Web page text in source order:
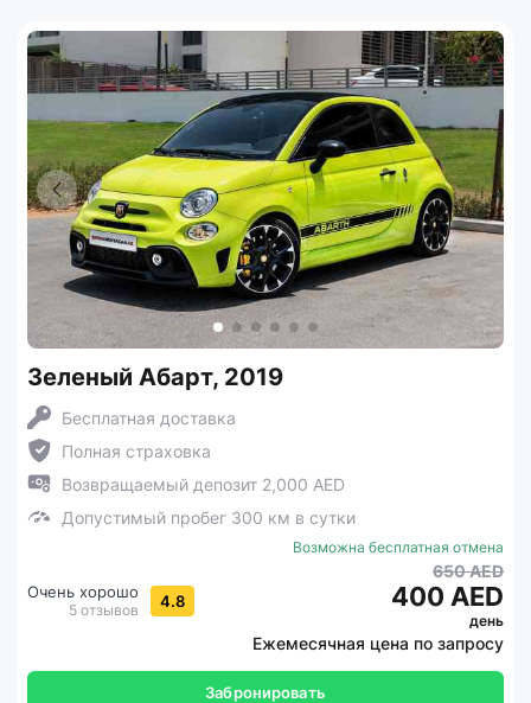
Зеленый Абарт, 2019
Бесплатная доставка
Полная страховка
Возвращаемый депозит 2,000 AED
Допустимый пробег 300 км в сутки
Очень хорошо
5 отзывов 4.8
Возможна бесплатная отмена
650 AED
400 AED
день
Ежемесячная цена по запросу
Забронировать